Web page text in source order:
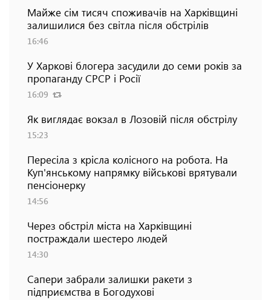
Майже сім тисяч споживачів на Харківщині
залишилися без світла після обстрілів
16:46
У Харкові блогера засудили до семи років за
пропаганду СРСР і Росії
16:09
Як виглядає вокзал в Лозовій після обстрілу
15:23
Пересіла з крісла колісного на робота. На
Куп'янському напрямку військові врятували
пенсіонерку
14:56
Через обстріл міста на Харківщині
постраждали шестеро людей
14:30
Сапери забрали залишки ракети з
підприємства в Богодухові